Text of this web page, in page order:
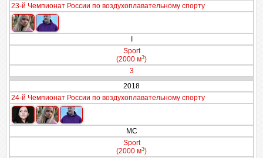
23-й Чемпионат России по воздухоплавательному спорту
Sport
(2000 м3)
3
2018
24-й Чемпионат России по воздухоплавательному спорту
МС
Sport
(2000 м3)